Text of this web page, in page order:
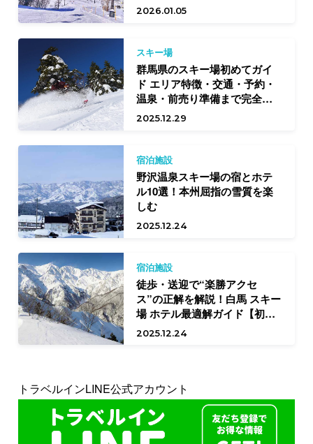
2026.01.05
スキー場
群馬県のスキー場初めてガイ
ド エリア特徴・交通・予約・
温泉・前売り準備まで完全網
羅
2025.12.29
宿泊施設
野沢温泉スキー場の宿とホテ
ル10選！本州屈指の雪質を楽
しむ
2025.12.24
宿泊施設
徒歩・送迎で“楽勝アクセ
ス”の正解を解説！白馬 スキー
場 ホテル最適解ガイド【初中
級向け】
2025.12.24
トラベルインLINE公式アカウント